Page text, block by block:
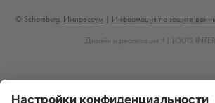
© Schomburg. Импрессум Информация по защите
Дизайн и реализация +| LOUIS